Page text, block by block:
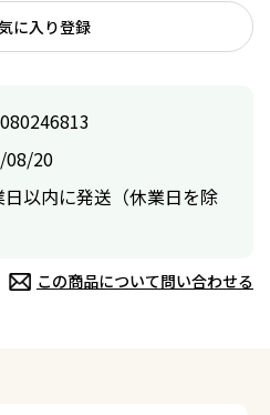
に入り登録
08/20
日以内に発送（休業日を除
この商品について問い合わせる